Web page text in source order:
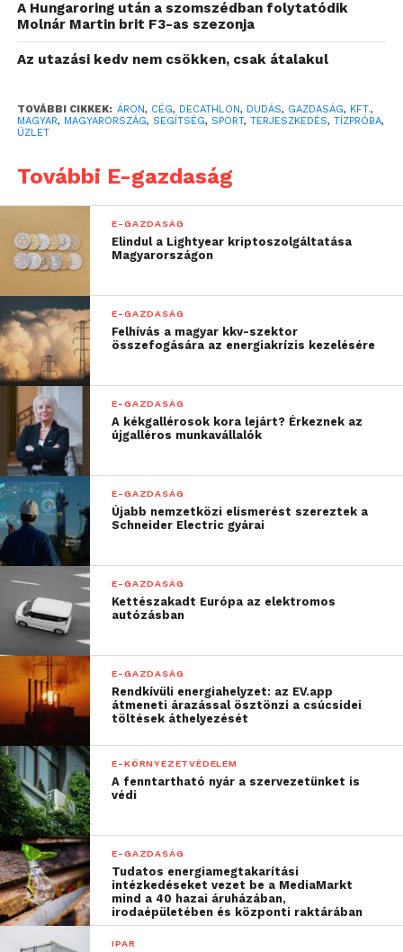
Ezen kívül az is megkönnyítette a döntést, hogy a
cég Laura kasszarendszerei már integrálva voltak a
Decathlon informatikai megoldásaival.
informatikai igazgatója az együttműködésről
kifejtette:
„az első lettországi üzlet
azért is különleges, mert
egy, a szokásostól
önmagában is összetett,
hibrid rendszer került
kialakításra. Ebben a
Decathlon által már
használt Laurel rendszer
együttműködik egy
lokális kasszaszoftverrel.
A cég megoldása az
offline értékesítés mellett
az online értékesítésben
is részt vesz. A korábbi
együttműködés fényében
ezt is a Laurel
szakembereire bíztuk, de
ők hozták létre
számunkra a Stadlauban
(Ausztria) lévő, szintén új
bolt önkiszolgáló
pénztárait is, melyek a
normál kasszákhoz
hasonlóan képesek RFID-
t használni. Maga a
A Hungaroring után a szomszédban folytatódik
Molnár Martin brit F3-as szezonja
Az utazási kedv nem csökken, csak átalakul
TOVÁBBI CIKKEK: ÁRON, CÉG, DECATHLON, DUDÁS, GAZDASÁG, KFT.,
MAGYAR, MAGYARORSZÁG, SEGÍTSÉG, SPORT, TERJESZKEDÉS, TÍZPRÓBA,
ÜZLET
További E-gazdaság
E-GAZDASÁG
Elindul a Lightyear kriptoszolgáltatása
Magyarországon
E-GAZDASÁG
Felhívás a magyar kkv-szektor
összefogására az energiakrízis kezelésére
E-GAZDASÁG
A kékgallérosok kora lejárt? Érkeznek az
újgalléros munkavállalók
E-GAZDASÁG
Újabb nemzetközi elismerést szereztek a
Schneider Electric gyárai
E-GAZDASÁG
Kettészakadt Európa az elektromos
autózásban
E-GAZDASÁG
Rendkívüli energiahelyzet: az EV.app
átmeneti árazással ösztönzi a csúcsidei
töltések áthelyezését
E-KÖRNYEZETVÉDELEM
A fenntartható nyár a szervezetünket is
védi
E-GAZDASÁG
Tudatos energiamegtakarítási
intézkedéseket vezet be a MediaMarkt
mind a 40 hazai áruházában,
irodaépületében és központi raktárában
IPAR